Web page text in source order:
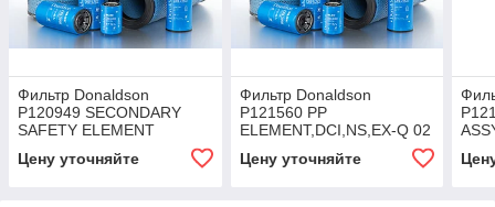
Фильтр Donaldson
P120949 SECONDARY
SAFETY ELEMENT
Цену уточняйте
Фильтр Donaldson
P121560 PP
ELEMENT,DCI,NS,EX-Q 02
Цену уточняйте